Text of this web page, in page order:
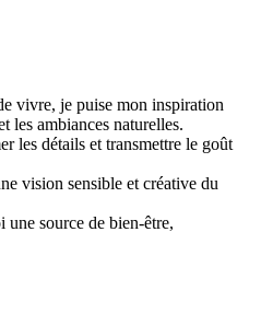
vivre, je puise mon inspiration
les ambiances naturelles.
les détails et transmettre le goût
vision sensible et créative du
une source de bien-être,